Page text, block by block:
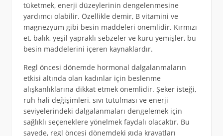
tüketmek, enerji düzeylerinin dengelenmesine
yardımcı olabilir. Özellikle demir, B vitamini ve
magnezyum gibi besin maddeleri önemlidir. Kırmızı
et, balık, yeşil yapraklı sebzeler ve kuru yemişler, bu
besin maddelerini içeren kaynaklardır.
Regl öncesi dönemde hormonal dalgalanmaların
etkisi altında olan kadınlar için beslenme
alışkanlıklarına dikkat etmek önemlidir. Şeker isteği,
ruh hali değişimleri, sıvı tutulması ve enerji
seviyelerindeki dalgalanmaları dengelemek için
sağlıklı seçeneklere yönelmek faydalı olacaktır. Bu
sayede, regl öncesi dönemdeki gıda kravatları